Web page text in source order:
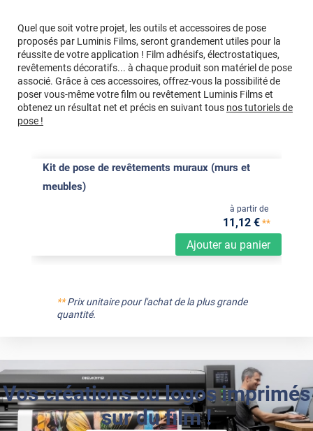
Quel que soit votre projet, les outils et accessoires de pose
proposés par Luminis Films, seront grandement utiles pour la
réussite de votre application ! Film adhésifs, électrostatiques,
revêtements décoratifs... à chaque produit son matériel de pose
associé. Grâce à ces accessoires, offrez-vous la possibilité de
poser vous-même votre film ou revêtement Luminis Films et
obtenez un résultat net et précis en suivant tous nos tutoriels de
pose !
Kit de pose de revêtements muraux (murs et
meubles)
Ajouter au panier
à partir de
11,12 €**
**Prix unitaire pour l'achat de la plus grande
quantité.
Vos créations ou logos imprimés
sur du film !